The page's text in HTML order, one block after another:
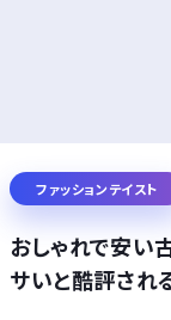
ファッションテイスト
おしゃれで安い
サいと酷評され